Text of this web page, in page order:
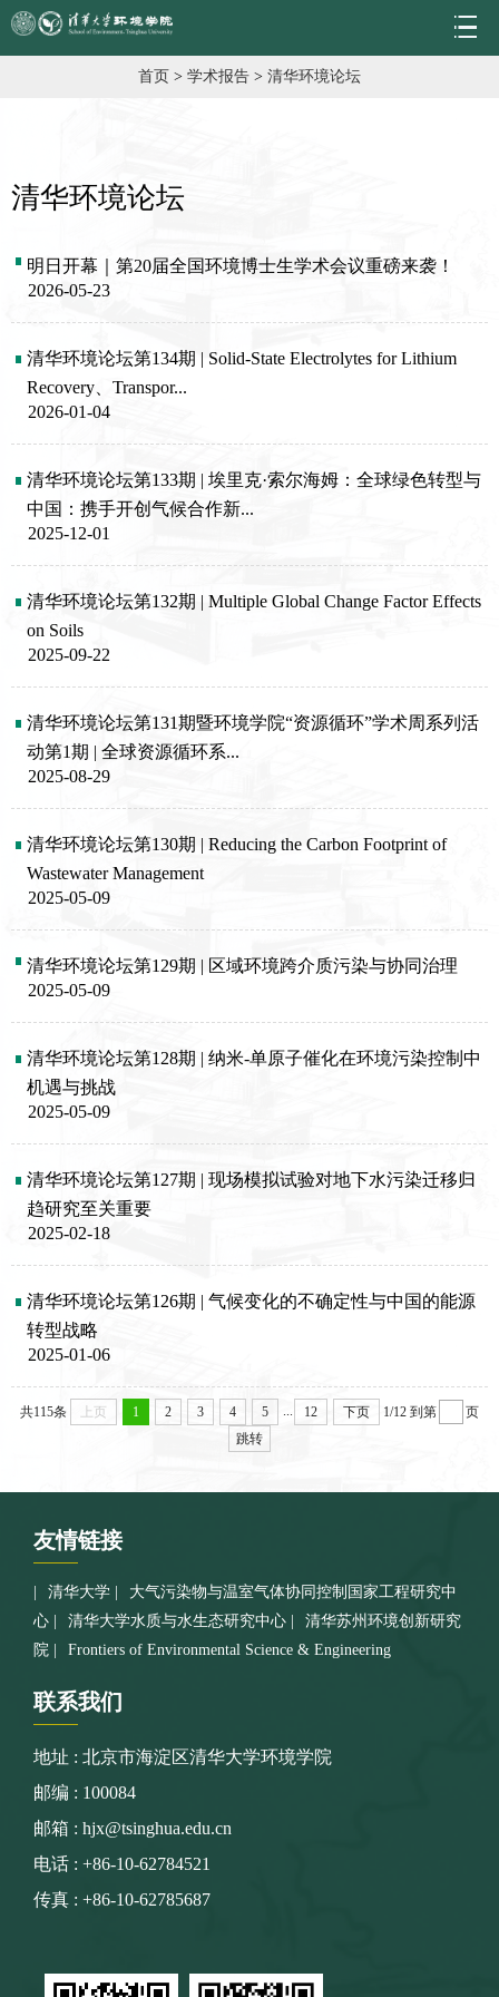
首页 > 学术报告 > 清华环境论坛
清华环境论坛
明日开幕｜第20届全国环境博士生学术会议重磅来袭！
2026-05-23
清华环境论坛第134期 | Solid-State Electrolytes for Lithium
Recovery、Transpor...
2026-01-04
清华环境论坛第133期 | 埃里克·索尔海姆：全球绿色转型与
中国：携手开创气候合作新...
2025-12-01
清华环境论坛第132期 | Multiple Global Change Factor Effects
on Soils
2025-09-22
清华环境论坛第131期暨环境学院“资源循环”学术周系列活
动第1期 | 全球资源循环系...
2025-08-29
清华环境论坛第130期 | Reducing the Carbon Footprint of
Wastewater Management
2025-05-09
清华环境论坛第129期 | 区域环境跨介质污染与协同治理
2025-05-09
清华环境论坛第128期 | 纳米-单原子催化在环境污染控制中
机遇与挑战
2025-05-09
清华环境论坛第127期 | 现场模拟试验对地下水污染迁移归
趋研究至关重要
2025-02-18
清华环境论坛第126期 | 气候变化的不确定性与中国的能源
转型战略
2025-01-06
共115条 上页 1 2 3 4 5 12 下页 1/12 到第
页
跳转
友情链接
清华大学
大气污染物与温室气体协同控制国家工程研究中
心
清华大学水质与水生态研究中心
清华苏州环境创新研究
院
Frontiers of Environmental Science & Engineering
联系我们
地址 : 北京市海淀区清华大学环境学院
邮编 : 100084
邮箱 : hjx@tsinghua.edu.cn
电话 : +86-10-62784521
传真 : +86-10-62785687